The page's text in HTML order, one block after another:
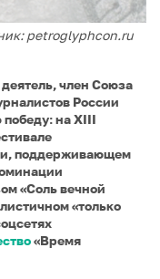
petroglyphcon.ru
член Союза
России
победу: на XIII
поддерживающем
«Соль вечной
«только
«Время